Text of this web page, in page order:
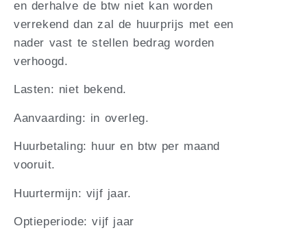
en derhalve de btw niet kan worden
verrekend dan zal de huurprijs met een
nader vast te stellen bedrag worden
verhoogd.
Lasten: niet bekend.
Aanvaarding: in overleg.
Huurbetaling: huur en btw per maand
vooruit.
Huurtermijn: vijf jaar.
Optieperiode: vijf jaar